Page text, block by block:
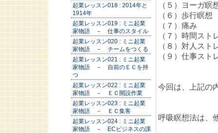
（５）ヨーガ瞑
（６）歩行瞑想
（７）痛み
（７）時間スト
（８）対人スト
（９）仕事スト
今回は、上記の
呼吸瞑想法は、
起業レッスン018 : 2014年と
1914年
起業レッスン019 : ミニ起業
家物語 － 仕事のスタイル
起業レッスン020 : ミニ起業
家物語 － チームをつくる
起業レッスン021 : ミニ起業
家物語 － 自前のＥＣを持
つ
起業レッスン022 : ミニ起業
家物語 － ＥＣ開設作業
起業レッスン023 : ミニ起業
家物語 － ＥＣ集客
起業レッスン024 : ミニ起業
家物語 － ECビジネスの課